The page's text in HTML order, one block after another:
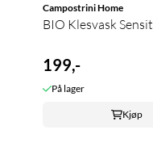
Campostrini Home
BIO Klesvask
199,-
På lager
Kjøp